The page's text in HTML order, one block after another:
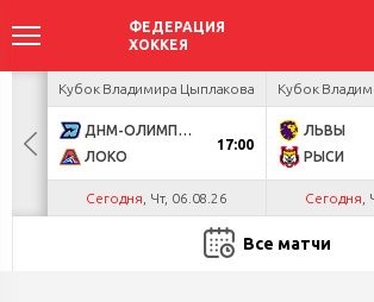
Кубок Владимира Цыплакова
ДНМ-ОЛИМПИК
ЛОКО
17:00
Сегодня , Чт, 06.08.26
Кубок
ЛЬВЫ
РЫСИ
Сегодня
Все матчи